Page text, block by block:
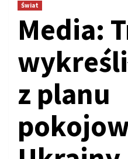
Świat
Media:
z planu